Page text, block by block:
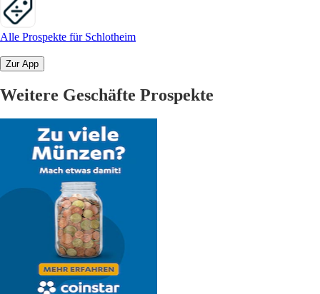
Alle Prospekte für Schlotheim
Zur App
Weitere Geschäfte Prospekte